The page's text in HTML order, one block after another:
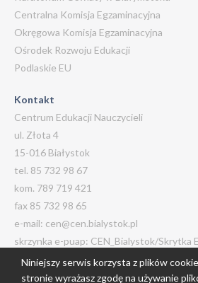
Centralna Komisja Egzaminacyjna
Okręgowa Komisja Egzaminacyjna
Ośrodek Rozwoju Edukacji
Podlaskie EU
Kontakt
Centrum Edukacji Nauczycieli
ul. Złota 4
15-016 Białystok
tel. 85 732 98 67
kom. 789 719 421
fax 85 732 98 65
e-mail: cen@cen.bialystok.pl
skrzynka e-puap: CEN_Bialystok/Skrytka
Niniejszy serwis korzysta z plików
stronie wyrażasz zgodę na używanie